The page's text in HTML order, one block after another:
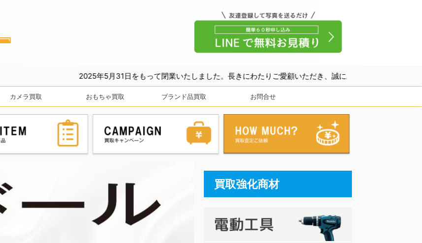
2025年5月31日をもって閉業いたしました。長きにわたりご愛顧いただき、誠にありがとうございました。
カメラ買取 おもちゃ買取 ブランド品買取 お問合せ
買取強化商材